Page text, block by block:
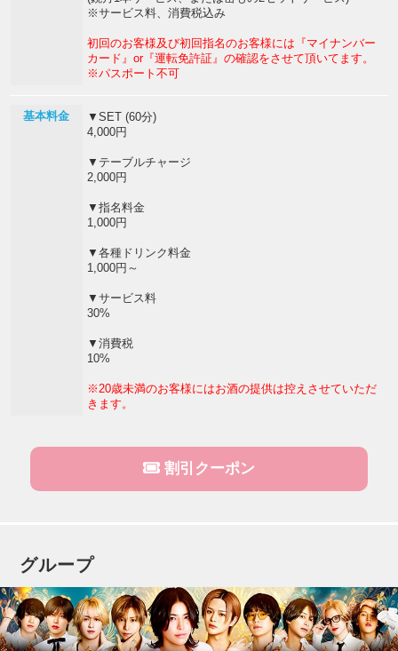
※サービス料、消費税込み
初回のお客様及び初回指名のお客様には『マイナンバー
カード』or『運転免許証』の確認をさせて頂いてます。
※パスポート不可
基本料金
▼SET (60分)
4,000円
▼テーブルチャージ
2,000円
▼指名料金
1,000円
▼各種ドリンク料金
1,000円～
▼サービス料
30%
▼消費税
10%
※20歳未満のお客様にはお酒の提供は控えさせていただ
きます。
割引クーポン
グループ